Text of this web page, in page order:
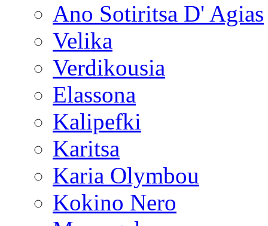
Ano Sotiritsa D' Agias
Velika
Verdikousia
Elassona
Kalipefki
Karitsa
Karia Olymbou
Kokino Nero